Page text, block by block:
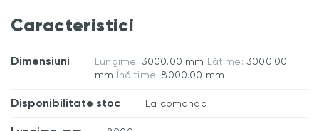
Caracteristici
Dimensiuni Lungime: 3000.00 mm Lățime: 3000.00
mm Înăltime: 8000.00 mm
Disponibilitate stoc La comanda